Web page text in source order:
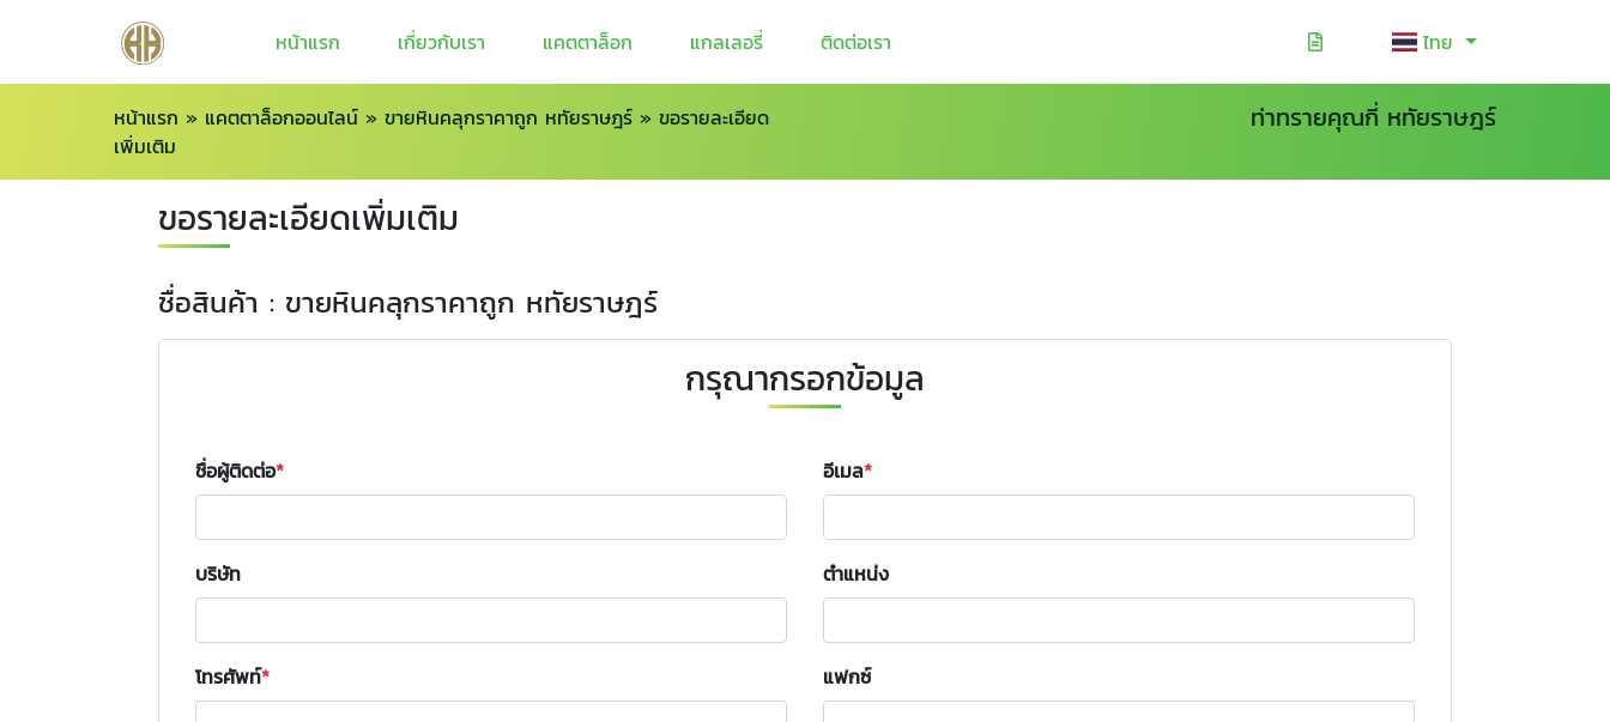
หน้าแรก เกี่ยวกับเรา แคตตาล็อก แกลเลอรี่ ติดต่อเรา ไทย
หน้าแรก » แคตตาล็อกออนไลน์ » ขายหินคลุกราคาถูก หทัยราษฎร์ » ขอรายละเอียด
เพิ่มเติม
ท่าทรายคุณกี่ หทัยราษฎร์
ขอรายละเอียดเพิ่มเติม
ชื่อสินค้า : ขายหินคลุกราคาถูก หทัยราษฎร์
กรุณากรอกข้อมูล
ชื่อผู้ติดต่อ อีเมล
บริษัท ตำแหน่ง
โทรศัพท์ แฟกซ์